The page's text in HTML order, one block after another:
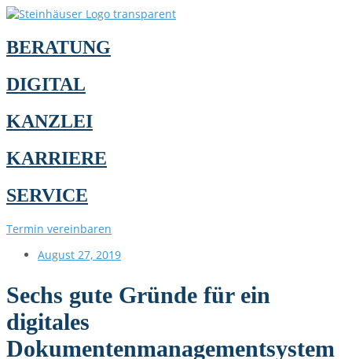
BERATUNG
DIGITAL
KANZLEI
KARRIERE
SERVICE
Termin vereinbaren
August 27, 2019
Sechs gute Gründe für ein
digitales
Dokumentenmanagementsystem